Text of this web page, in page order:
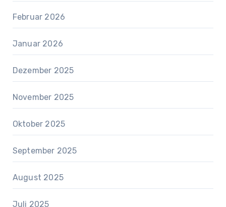
Februar 2026
Januar 2026
Dezember 2025
November 2025
Oktober 2025
September 2025
August 2025
Juli 2025